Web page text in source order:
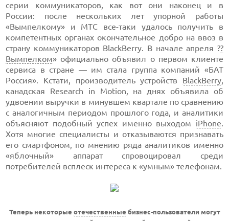
серии коммуникаторов, как вот они наконец и в
России: после нескольких лет упорной работы
«Вымпелкому» и МТС все-таки удалось получить в
компетентных органах окончательное добро на ввоз в
страну коммуникаторов BlackBerry. В начале апреля ??
Вымпелком» официально объявил о первом клиенте
сервиса в стране — им стала группа компаний «БАТ
Россия». Кстати, производитель устройств BlackBerry,
канадская Research in Motion, на днях объявила об
удвоении выручки в минувшем квартале по сравнению
с аналогичным периодом прошлого года, и аналитики
объясняют подобный успех именно выходом iPhone.
Хотя многие специалисты и отказываются признавать
его смартфоном, по мнению ряда аналитиков именно
«яблочный» аппарат спровоцировал среди
потребителей всплеск интереса к «умным» телефонам.
Теперь некоторые отечественные бизнес-пользователи могут